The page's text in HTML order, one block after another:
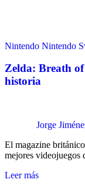
Nintendo Nintendo
Zelda: Breath
historia
Jorge
El magazine
mejores
Leer más